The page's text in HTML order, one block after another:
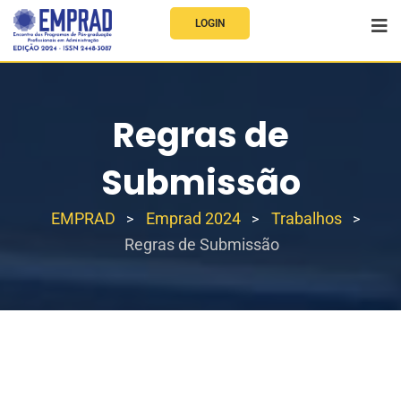
LOGIN
Regras de
Submissão
EMPRAD > Emprad 2024 > Trabalhos >
Regras de Submissão